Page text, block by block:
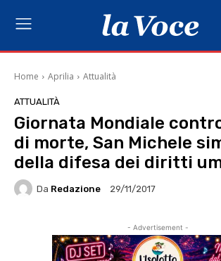
Home Aprilia Attualità
ATTUALITÀ
Giornata Mondiale
di morte, San Michele
della difesa dei diritti
Da Redazione 29/11/2017
- Advertisement -